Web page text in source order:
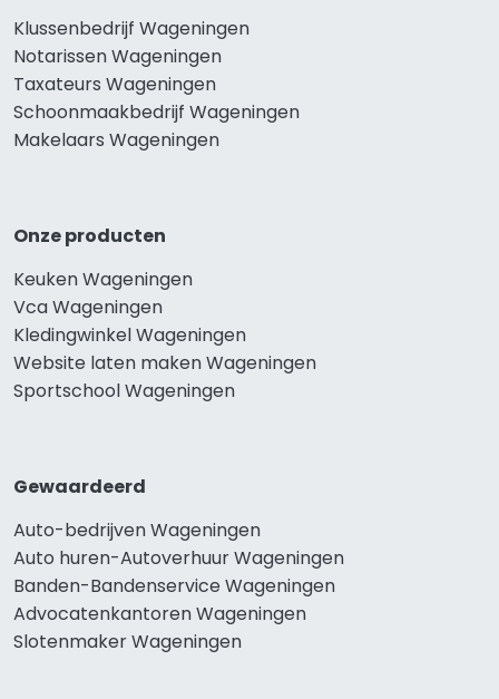
Klussenbedrijf Wageningen
Notarissen Wageningen
Taxateurs Wageningen
Schoonmaakbedrijf Wageningen
Makelaars Wageningen
Onze producten
Keuken Wageningen
Vca Wageningen
Kledingwinkel Wageningen
Website laten maken Wageningen
Sportschool Wageningen
Gewaardeerd
Auto-bedrijven Wageningen
Auto huren-Autoverhuur Wageningen
Banden-Bandenservice Wageningen
Advocatenkantoren Wageningen
Slotenmaker Wageningen